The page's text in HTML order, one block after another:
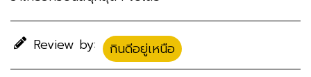
Review by: กินดีอยู่เหนือ